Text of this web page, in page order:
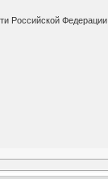
Российской Федерации.